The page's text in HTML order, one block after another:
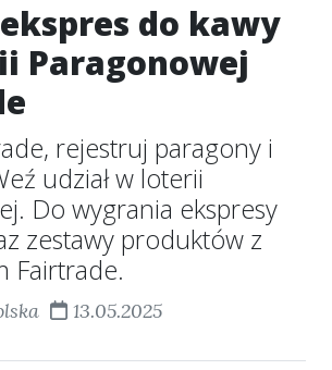
do kawy
Paragonowej
rejestruj paragony i
udział w loterii
Do wygrania ekspresy
zestawy produktów z
Fairtrade.
13.05.2025